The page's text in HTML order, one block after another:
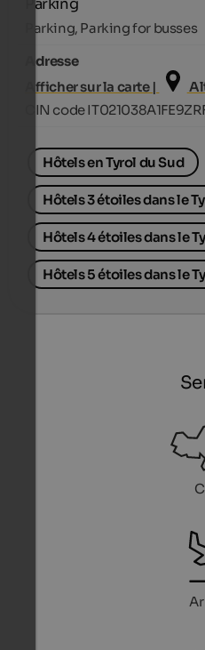
Parking
Parking, Parking for busses
Adresse
Afficher sur la carte |
CIN code
Hôtels en Tyrol du Sud
Hôtels 3 étoiles dans le
Hôtels 4 étoiles dans le
Hôtels 5 étoiles dans le